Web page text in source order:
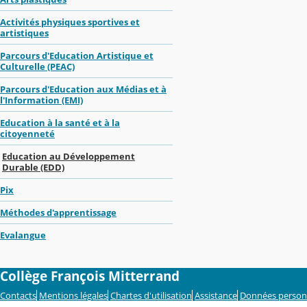
Activités physiques sportives et
artistiques
Parcours d'Education Artistique et
Culturelle (PEAC)
Parcours d'Education aux Médias et à
l'Information (EMI)
Education à la santé et à la
citoyenneté
Education au Développement
Durable (EDD)
Pix
Méthodes d'apprentissage
Evalangue
Collège François Mitterrand
Contacts Mentions légales Chartes d'utilisation Assistance Données